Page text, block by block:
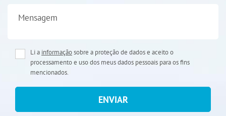
Mensagem
Li a informaçãosobre a proteção de dados e aceito o
processamento e uso dos meus dados pessoais para os fins
mencionados.
ENVIAR